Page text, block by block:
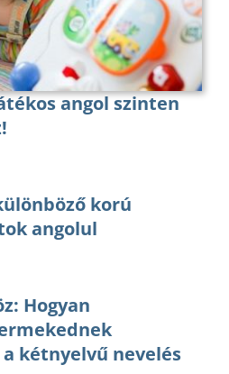
angol szinten
korú
angolul
Hogyan
kétnyelvű nevelés